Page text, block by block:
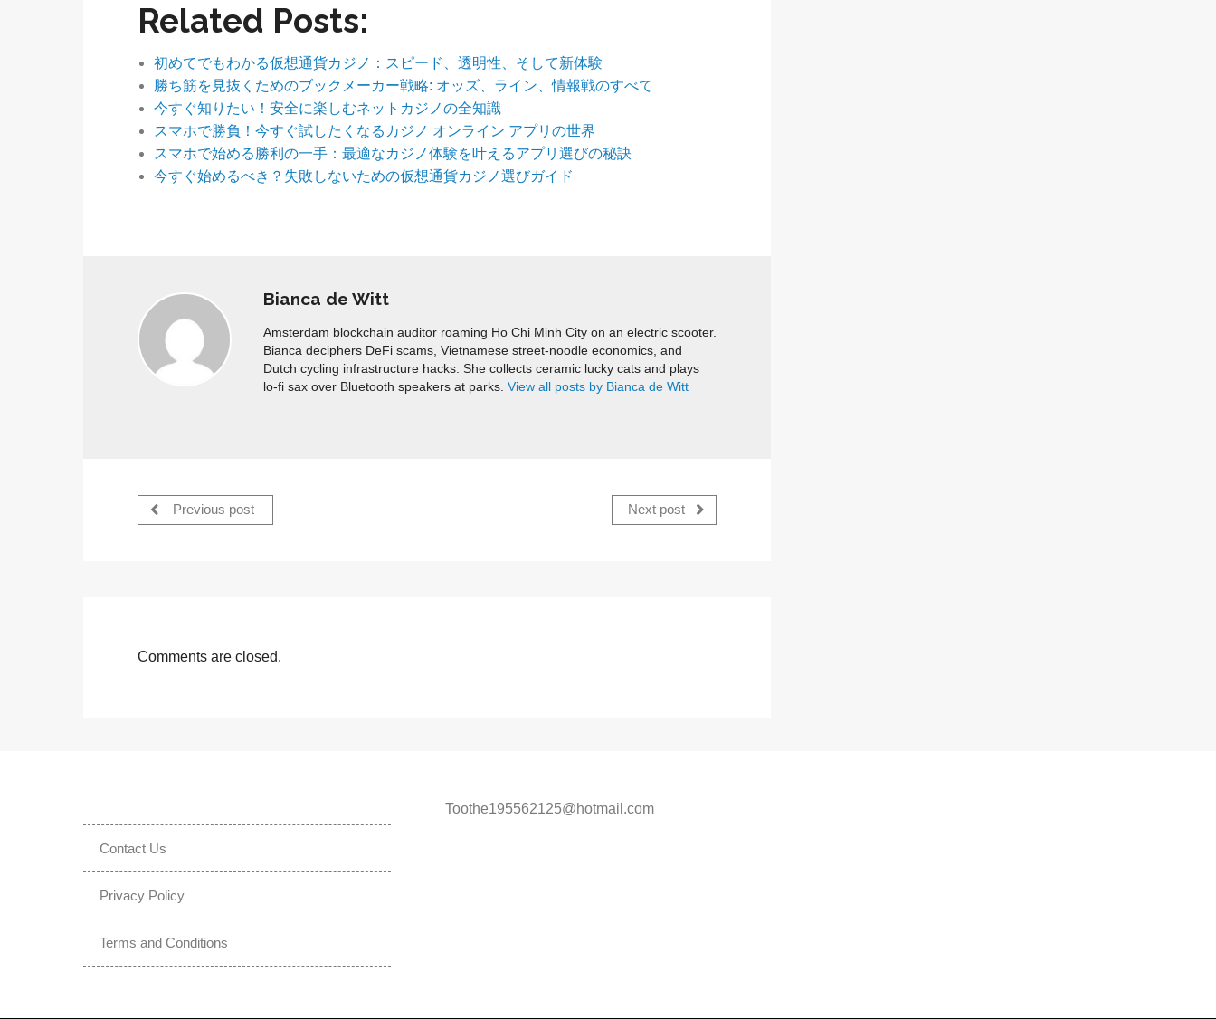
Related Posts:
初めてでもわかる仮想通貨カジノ：スピード、透明性、そして新体験
勝ち筋を見抜くためのブックメーカー戦略: オッズ、ライン、情報戦のすべて
今すぐ知りたい！安全に楽しむネットカジノの全知識
スマホで勝負！今すぐ試したくなるカジノ オンライン アプリの世界
スマホで始める勝利の一手：最適なカジノ体験を叶えるアプリ選びの秘訣
今すぐ始めるべき？失敗しないための仮想通貨カジノ選びガイド
Bianca de Witt
Amsterdam blockchain auditor roaming Ho Chi Minh City on an electric scooter.
Bianca deciphers DeFi scams, Vietnamese street-noodle economics, and
Dutch cycling infrastructure hacks. She collects ceramic lucky cats and plays
lo-fi sax over Bluetooth speakers at parks. View all posts by Bianca de Witt
Previous post Next post
Comments are closed.
Contact Us
Privacy Policy
Terms and Conditions
Toothe195562125@hotmail.com